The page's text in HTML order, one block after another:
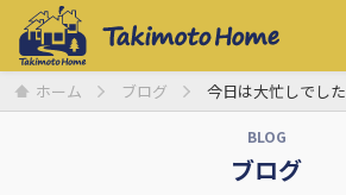
ホーム ブログ 今日は大忙しでした
BLOG
ブログ